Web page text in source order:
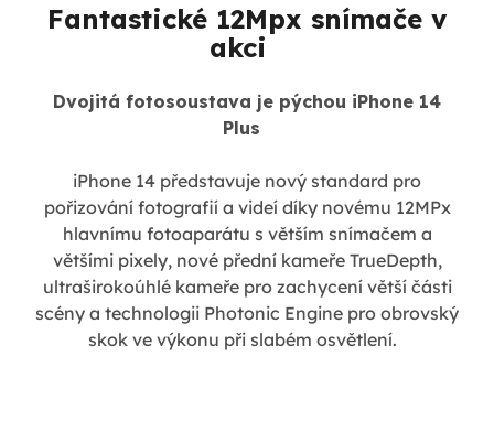
Fantastické 12Mpx snímače v
akci
Dvojitá fotosoustava je pýchou iPhone 14
Plus
iPhone 14 představuje nový standard pro
pořizování fotografií a videí díky novému 12MPx
hlavnímu fotoaparátu s větším snímačem a
většími pixely, nové přední kameře TrueDepth,
ultraširokoúhlé kameře pro zachycení větší části
scény a technologii Photonic Engine pro obrovský
skok ve výkonu při slabém osvětlení.